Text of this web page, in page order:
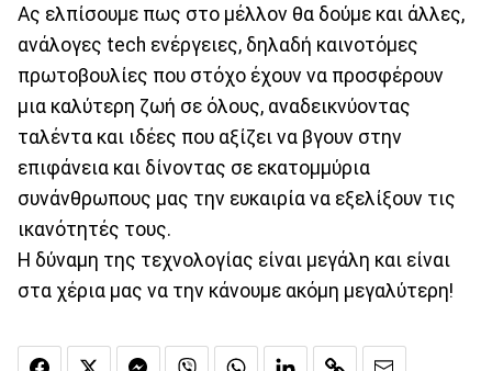
Ας ελπίσουμε πως στο μέλλον θα δούμε και άλλες,
ανάλογες tech ενέργειες, δηλαδή καινοτόμες
πρωτοβουλίες που στόχο έχουν να προσφέρουν
μια καλύτερη ζωή σε όλους, αναδεικνύοντας
ταλέντα και ιδέες που αξίζει να βγουν στην
επιφάνεια και δίνοντας σε εκατομμύρια
συνάνθρωπους μας την ευκαιρία να εξελίξουν τις
ικανότητές τους.
Η δύναμη της τεχνολογίας είναι μεγάλη και είναι
στα χέρια μας να την κάνουμε ακόμη μεγαλύτερη!